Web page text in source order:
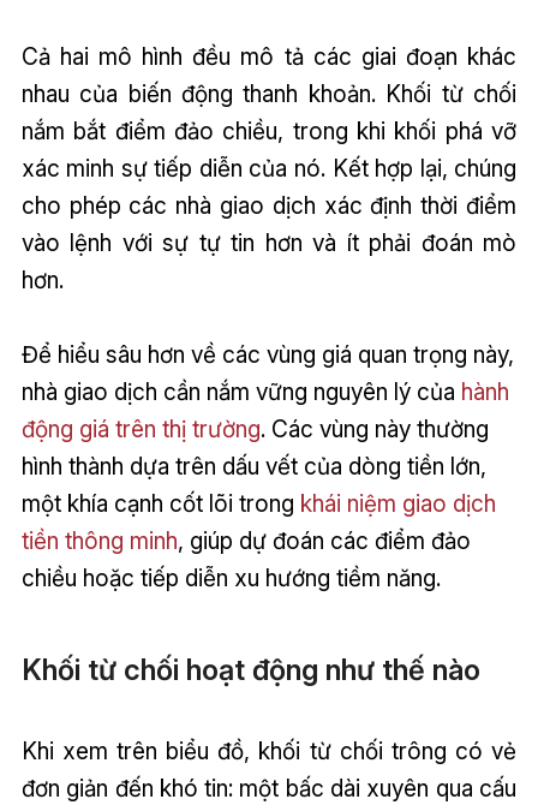
Cả hai mô hình đều mô tả các giai đoạn khác
nhau của biến động thanh khoản. Khối từ chối
nắm bắt điểm đảo chiều, trong khi khối phá vỡ
xác minh sự tiếp diễn của nó. Kết hợp lại, chúng
cho phép các nhà giao dịch xác định thời điểm
vào lệnh với sự tự tin hơn và ít phải đoán mò
hơn.
Để hiểu sâu hơn về các vùng giá quan trọng này,
nhà giao dịch cần nắm vững nguyên lý của hành
động giá trên thị trường. Các vùng này thường
hình thành dựa trên dấu vết của dòng tiền lớn,
một khía cạnh cốt lõi trong khái niệm giao dịch
tiền thông minh, giúp dự đoán các điểm đảo
chiều hoặc tiếp diễn xu hướng tiềm năng.
Khối từ chối hoạt động như thế nào
Khi xem trên biểu đồ, khối từ chối trông có vẻ
đơn giản đến khó tin: một bấc dài xuyên qua cấu